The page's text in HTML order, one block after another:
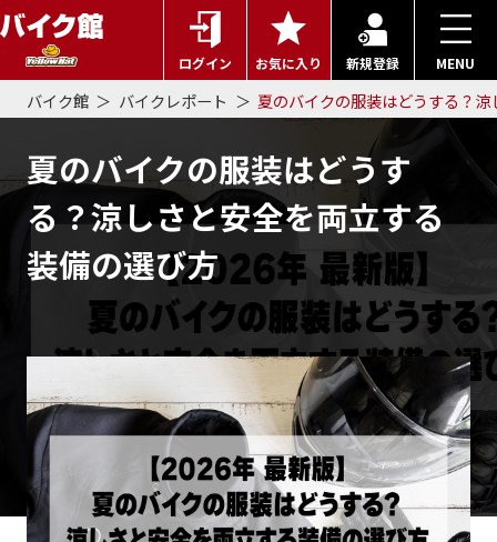
ログイン お気に入り 新規登録 MENU
バイク館 バイクレポート 夏のバイクの服装はどうする？
夏のバイクの服装はどうす
る？涼しさと安全を両立する
装備の選び方